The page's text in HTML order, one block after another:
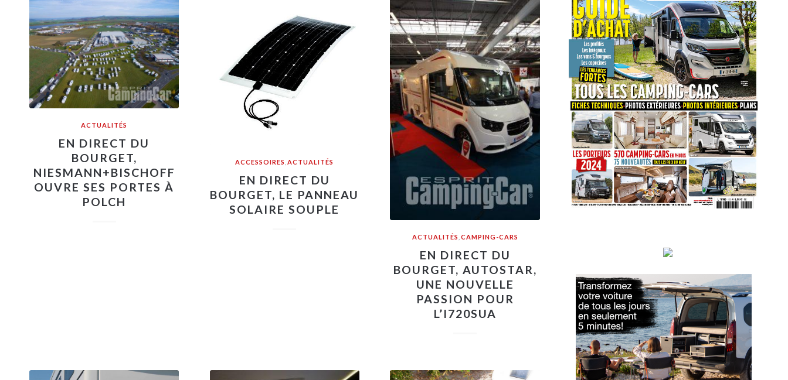
ACTUALITÉS
EN DIRECT DU
BOURGET,
NIESMANN+BISCHOFF
OUVRE SES PORTES À
POLCH
ACCESSOIRES ,ACTUALITÉS
EN DIRECT DU
BOURGET, LE PANNEAU
SOLAIRE SOUPLE
ACTUALITÉS CAMPING-CARS
EN DIRECT DU
BOURGET, AUTOSTAR,
UNE NOUVELLE
PASSION POUR
L’I720SUA